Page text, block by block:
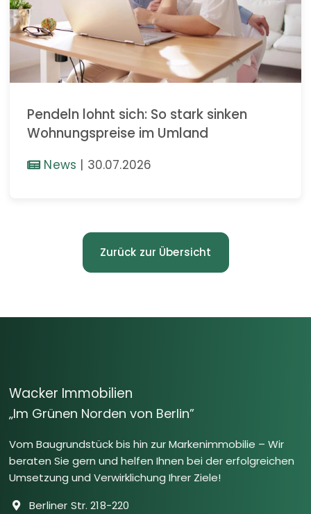
Pendeln lohnt sich: So stark sinken
Wohnungspreise im Umland
News | 30.07.2026
Zurück zur Übersicht
Wacker Immobilien
„Im Grünen Norden von Berlin”
Vom Baugrundstück bis hin zur Markenimmobilie – Wir
beraten Sie gern und helfen Ihnen bei der erfolgreichen
Umsetzung und Verwirklichung Ihrer Ziele!
Berliner Str. 218-220